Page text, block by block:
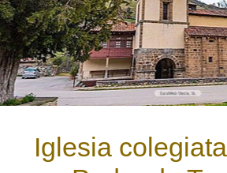
Iglesia